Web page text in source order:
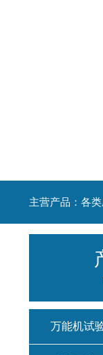
主营产品：各
万能机试